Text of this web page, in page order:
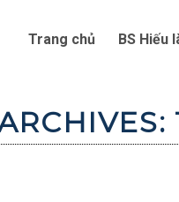
Trang chủ BS Hiếu